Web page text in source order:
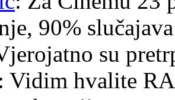
90%
su
: Vidim hvalite